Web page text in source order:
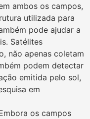
ambos os campos,
utilizada para
pode ajudar a
Satélites
não apenas coletam
podem detectar
emitida pelo sol,
em
os campos